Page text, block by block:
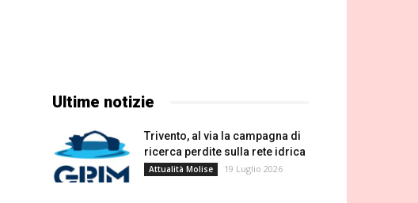
Ultime notizie
Trivento, al via la campagna di
ricerca perdite sulla rete idrica
Attualità Molise 19 Luglio 2026